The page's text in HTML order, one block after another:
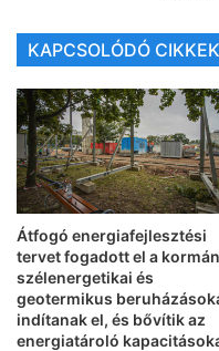
KAPCSOLÓDÓ CIKKEK
Átfogó energiafejlesztési
tervet fogadott el a
szélenergetikai és
geotermikus
indítanak el, és bővítik az
energiatároló